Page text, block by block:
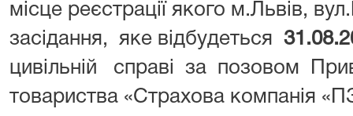
місце реєстрації якого м.Львів,
засідання, яке відбудеться
цивільній справі за позовом
товариства «Страхова компанія